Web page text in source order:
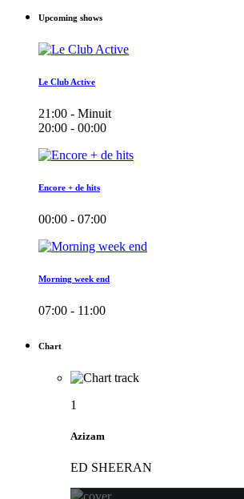
Upcoming shows
Le Club Active
21:00 - Minuit
20:00 - 00:00
Encore + de hits
00:00 - 07:00
Morning week end
07:00 - 11:00
Chart
1
Azizam
ED SHEERAN